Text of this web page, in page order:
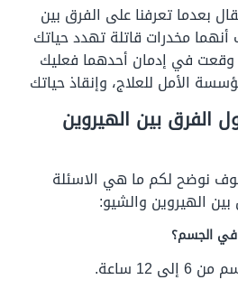
بعدما تعرفنا على الفرق بين
مخدرات قاتلة تهدد حياتك
في إدمان أحدهما فعليك
الأمل للعلاج، وإنقاذ حياتك
الفرق بين الهيروين
نوضح لكم ما هي الاسئلة
الهيروين والشيو:
في الجسم؟
ساعة.